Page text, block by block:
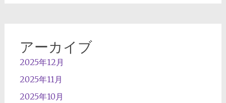
アーカイブ
2025年12月
2025年11月
2025年10月